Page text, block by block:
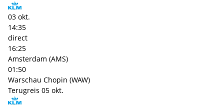
03 okt.
14:35
direct
16:25
Amsterdam (AMS)
01:50
Warschau Chopin (WAW)
Terugreis 05 okt.